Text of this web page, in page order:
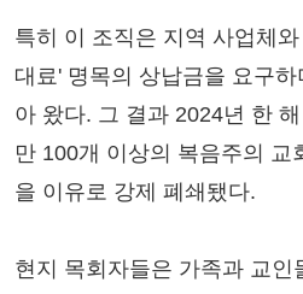
특히 이 조직은 지역 사업체
대료' 명목의 상납금을 요구
아 왔다. 그 결과 2024년 한
만 100개 이상의 복음주의 교
을 이유로 강제 폐쇄됐다.
현지 목회자들은 가족과 교인